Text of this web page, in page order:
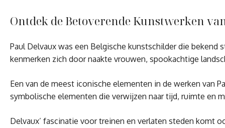
Ontdek de Betoverende Kunstwerken
Paul Delvaux was een Belgische kunstschilder die
kenmerken zich door naakte vrouwen, spookachtige
Een van de meest iconische elementen in de werken van
symbolische elementen die verwijzen naar tijd, ruimte en
Delvaux’ fascinatie voor treinen en verlaten steden komt